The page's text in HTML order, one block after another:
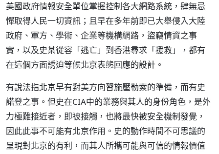
美國政府情報安全單位掌握控制各大網路系統，肆無忌
憚取得人民一切資訊；且早在多年前即已大舉侵入大陸
政府、軍方、學術、企業等機構網路，盜竊情資之事
實，以及史某從容「逃亡」到香港尋求「援救」，都有
在這個方面誘迫等候北京表態回應的設計。
有說法指北京早有對美方向習施壓勒索的準備，而有史
諾登之事。但史在CIA中的業務與其人的身份角色，是外
力極難接近者，即被接觸，也將最快被安全機制發覺，
因此此事不可能有北京作用。史的動作時間不可思議的
呈現對北京的有利，而其人所攜可能與可信的情報價值